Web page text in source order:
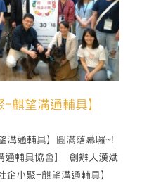
-麒望溝通輔具】
溝通輔具】圓滿落幕囉~!
通輔具協會】 創辦人漢斌
企小聚-麒望溝通輔具】